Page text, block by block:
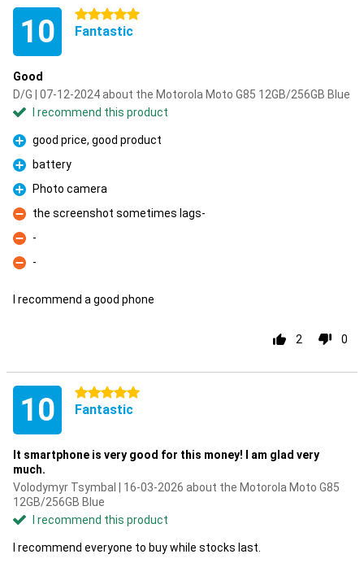
10 5 stars
Fantastic
Good
D/G | 07-12-2024 about the Motorola Moto G85 12GB/256GB Blue
I recommend this product
Pro
good price, good product
Pro
battery
Pro
Photo camera
Con
the screenshot sometimes lags-
Con
-
Con
-
I recommend a good phone
2 0
10 5 stars
Fantastic
It smartphone is very good for this money! I am glad very
much.
Volodymyr Tsymbal | 16-03-2026 about the Motorola Moto G85
12GB/256GB Blue
I recommend this product
I recommend everyone to buy while stocks last.